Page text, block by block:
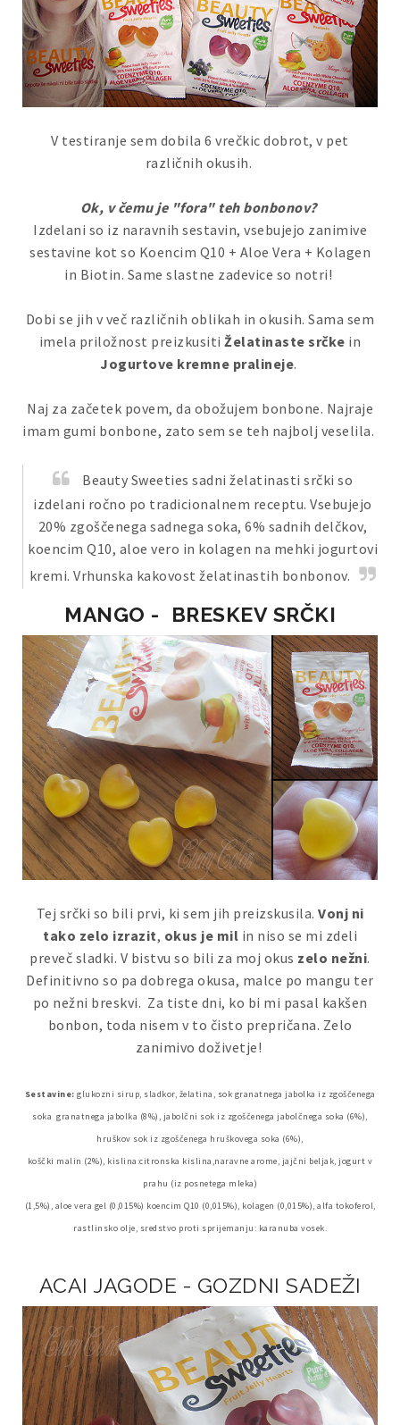
V testiranje sem dobila 6 vrečkic dobrot, v pet
različnih okusih.
Ok, v čemu je "fora" teh bonbonov?
Izdelani so iz naravnih sestavin, vsebujejo zanimive
sestavine kot so Koencim Q10 + Aloe Vera + Kolagen
in Biotin. Same slastne zadevice so notri!
Dobi se jih v več različnih oblikah in okusih. Sama sem
imela priložnost preizkusiti Želatinaste srčke in
Jogurtove kremne pralineje.
Naj za začetek povem, da obožujem bonbone. Najraje
imam gumi bonbone, zato sem se teh najbolj veselila.
Beauty Sweeties sadni želatinasti srčki so
izdelani ročno po tradicionalnem receptu. Vsebujejo
20% zgoščenega sadnega soka, 6% sadnih delčkov,
koencim Q10, aloe vero in kolagen na mehki jogurtovi
kremi. Vrhunska kakovost želatinastih bonbonov.
MANGO - BRESKEV SRČKI
Tej srčki so bili prvi, ki sem jih preizskusila. Vonj ni
tako zelo izrazit, okus je mil in niso se mi zdeli
preveč sladki. V bistvu so bili za moj okus zelo nežni.
Definitivno so pa dobrega okusa, malce po mangu ter
po nežni breskvi. Za tiste dni, ko bi mi pasal kakšen
bonbon, toda nisem v to čisto prepričana. Zelo
zanimivo doživetje!
Sestavine: glukozni sirup, sladkor, želatina, sok granatnega jabolka iz zgoščenega
soka granatnega jabolka (8%), jabolčni sok iz zgoščenega jabolčnega soka (6%),
hruškov sok iz zgoščenega hruškovega soka (6%),
koščki malin (2%), kislina:citronska kislina,naravne arome, jajčni beljak, jogurt v
prahu (iz posnetega mleka)
(1,5%), aloe vera gel (0,015%) koencim Q10 (0,015%), kolagen (0,015%), alfa tokoferol,
rastlinsko olje, sredstvo proti sprijemanju: karanuba vosek.
ACAI JAGODE - GOZDNI SADEŽI